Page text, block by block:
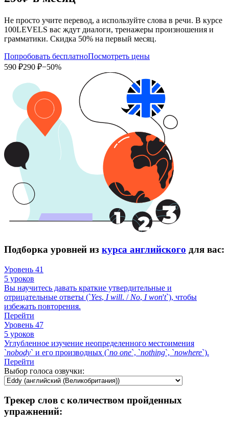
Не просто учите перевод, а используйте слова в речи. В курсе
100LEVELS вас ждут диалоги, тренажеры произношения и
грамматики. Скидка 50% на первый месяц.
Попробовать бесплатноПосмотреть цены
590 ₽290 ₽−50%
Подборка уровней из курса английского для вас:
Уровень 41
5 уроков
Вы научитесь давать краткие утвердительные и
отрицательные ответы (`Yes, I will. / No, I won't`), чтобы
избежать повторения.
Перейти
Уровень 47
5 уроков
Углубленное изучение неопределенного местоимения
`nobody` и его производных (`no one`, `nothing`, `nowhere`).
Перейти
Выбор голоса озвучки:
Трекер слов с количеством пройденных
упражнений: